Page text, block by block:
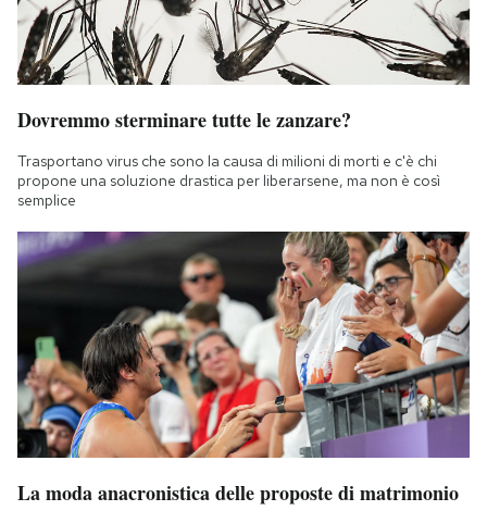
Dovremmo sterminare tutte le zanzare?
Trasportano virus che sono la causa di milioni di morti e c'è chi
propone una soluzione drastica per liberarsene, ma non è così
semplice
La moda anacronistica delle proposte di matrimonio